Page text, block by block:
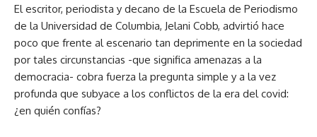
El escritor, periodista y decano de la Escuela de Periodismo
de la Universidad de Columbia, Jelani Cobb, advirtió hace
poco que frente al escenario tan deprimente en la sociedad
por tales circunstancias -que significa amenazas a la
democracia- cobra fuerza la pregunta simple y a la vez
profunda que subyace a los conflictos de la era del covid:
¿en quién confías?